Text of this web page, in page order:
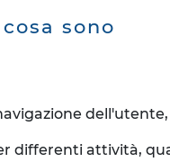
sono
differenti attività,